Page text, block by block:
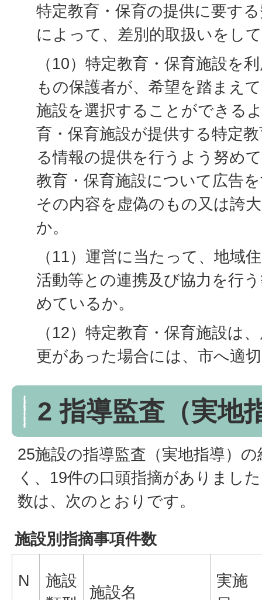
特定教育・保育の提供に要す
によって、差別的取扱いをし
（10）特定教育・保育施設を
もの保護者が、希望を踏まえ
施設を選択することができる
育・保育施設が提供する特定
る情報の提供を行うよう努め
教育・保育施設について広告
その内容を虚偽のもの又は誇
か。
（11）運営に当たって、地域
活動等との連携及び協力を行
めているか。
（12）特定教育・保育施設は
更があった場合には、市へ適
2 指導監査（実地
25施設の指導監査（実地指導）
く、19件の口頭指摘がありまし
数は、次のとおりです。
施設別指摘事項件数
N
施設
施設名
実施